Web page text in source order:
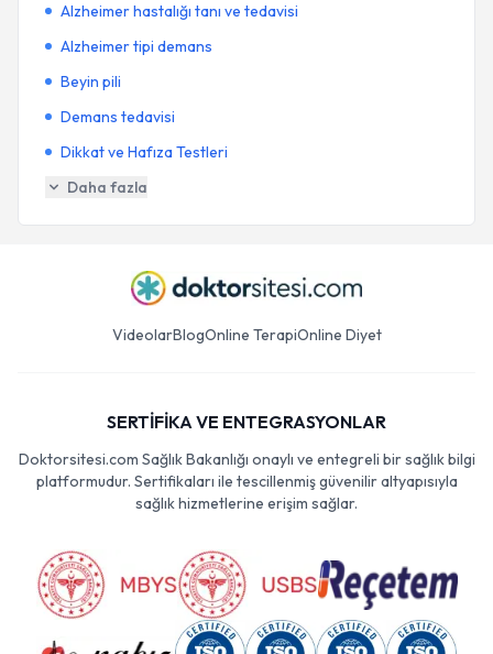
Alzheimer hastalığı tanı ve tedavisi
Alzheimer tipi demans
Beyin pili
Demans tedavisi
Dikkat ve Hafıza Testleri
Daha fazla
VideolarBlogOnline TerapiOnline Diyet
SERTİFİKA VE ENTEGRASYONLAR
Doktorsitesi.com Sağlık Bakanlığı onaylı ve entegreli bir sağlık bilgi
platformudur. Sertifikaları ile tescillenmiş güvenilir altyapısıyla
sağlık hizmetlerine erişim sağlar.